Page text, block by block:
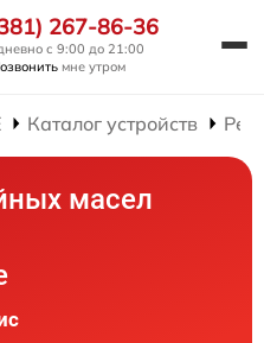
267-86-36
с 9:00 до 21:00
мне утром
Каталог устройств
масел